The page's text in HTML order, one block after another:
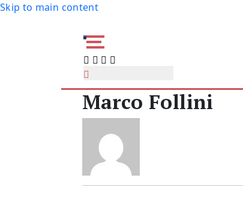
Skip to main content
Marco Follini